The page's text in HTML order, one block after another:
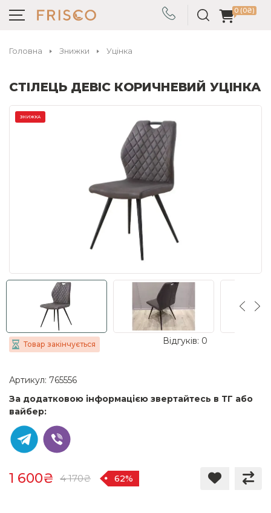
0 (0₴)
Головна Знижки Уцінка
СТІЛЕЦЬ ДЕВІС КОРИЧНЕВИЙ УЦІНКА
ЗНИЖКА
Товар закінчується Відгуків: 0
Артикул: 765556
За додатковою інформацією звертайтесь в ТГ або
вайбер:
1 600₴ 4 170₴ 62%